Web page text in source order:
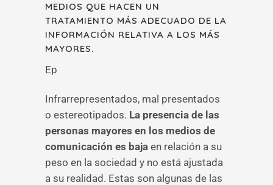
MEDIOS QUE HACEN UN
TRATAMIENTO MÁS ADECUADO DE LA
INFORMACIÓN RELATIVA A LOS MÁS
MAYORES.
Ep
Infrarrepresentados, mal presentados
o estereotipados. La presencia de las
personas mayores en los medios de
comunicación es baja en relación a su
peso en la sociedad y no está ajustada
a su realidad. Estas son algunas de las